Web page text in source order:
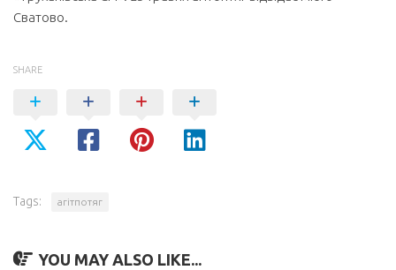
Сватово.
SHARE
Tags: агітпотяг
YOU MAY ALSO LIKE...